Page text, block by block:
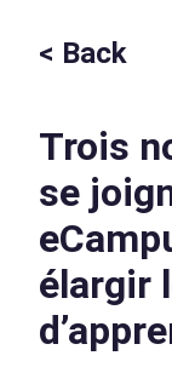
< Back
Trois
se
élargir